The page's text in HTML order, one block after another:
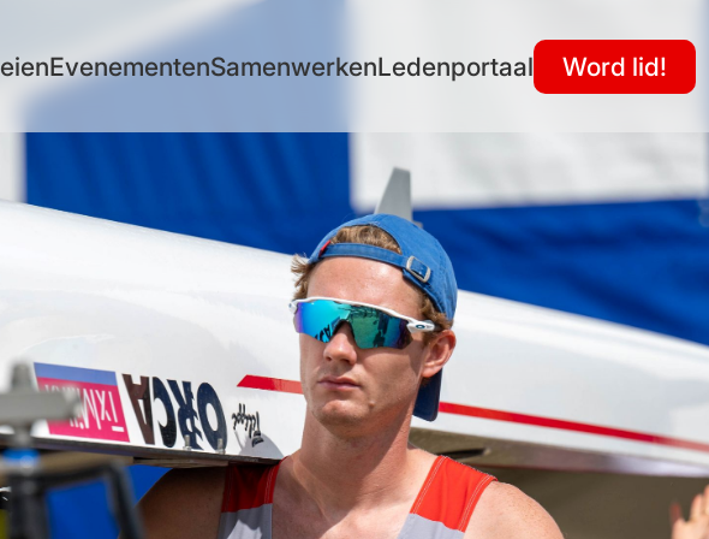
EvenementenSamenwerkenLedenportaal Word lid!